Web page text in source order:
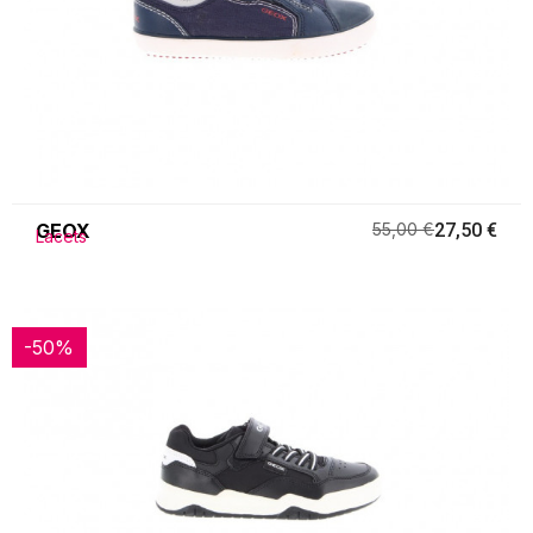
GEOX
Lacets 55,00 €27,50 €
-50%
-50%